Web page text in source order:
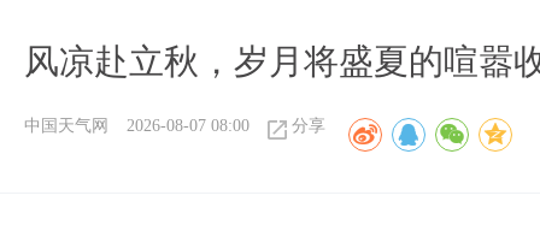
风凉赴立秋，岁月将盛夏的喧嚣
中国天气网 2026-08-07 08:00 分享